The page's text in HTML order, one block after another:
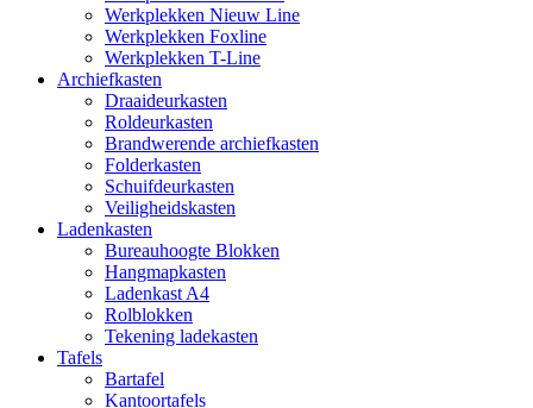
Werkplekken Nieuw Line
Werkplekken Foxline
Werkplekken T-Line
Archiefkasten
Draaideurkasten
Roldeurkasten
Brandwerende archiefkasten
Folderkasten
Schuifdeurkasten
Veiligheidskasten
Ladenkasten
Bureauhoogte Blokken
Hangmapkasten
Ladenkast A4
Rolblokken
Tekening ladekasten
Tafels
Bartafel
Kantoortafels